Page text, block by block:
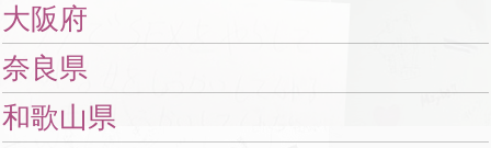
大阪府
奈良県
和歌山県